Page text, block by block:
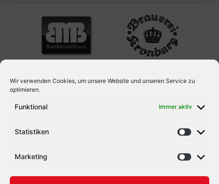
Wir verwenden Cookies, um unsere Website und unseren Service zu
optimieren.
Funktional Immer aktiv
Statistiken
Marketing